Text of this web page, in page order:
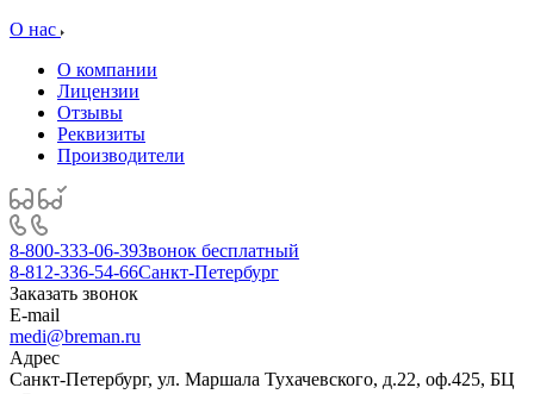
О нас
О компании
Лицензии
Отзывы
Реквизиты
Производители
8-800-333-06-39Звонок бесплатный
8-812-336-54-66Санкт-Петербург
Заказать звонок
E-mail
medi@breman.ru
Адрес
Санкт-Петербург, ул. Маршала Тухачевского, д.22, оф.425, БЦ